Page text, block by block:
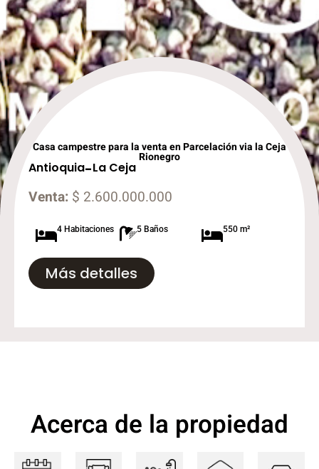
Casa campestre para la venta en Parcelación via la Ceja
Rionegro
Antioquia-La Ceja
Venta: $ 2.600.000.000
4 Habitaciones 5 Baños 550 m²
Más detalles
Acerca de la propiedad